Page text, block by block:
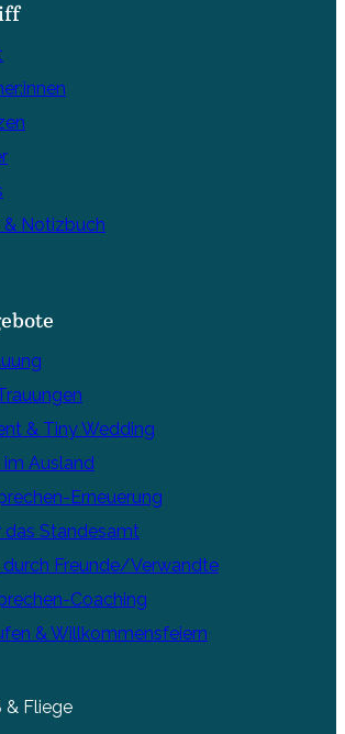
& Notizbuch
& Tiny Wedding
im Ausland
Erneuerung
das Standesamt
durch Freunde/Verwandte
Coaching
& Willkommensfeiern
Fliege